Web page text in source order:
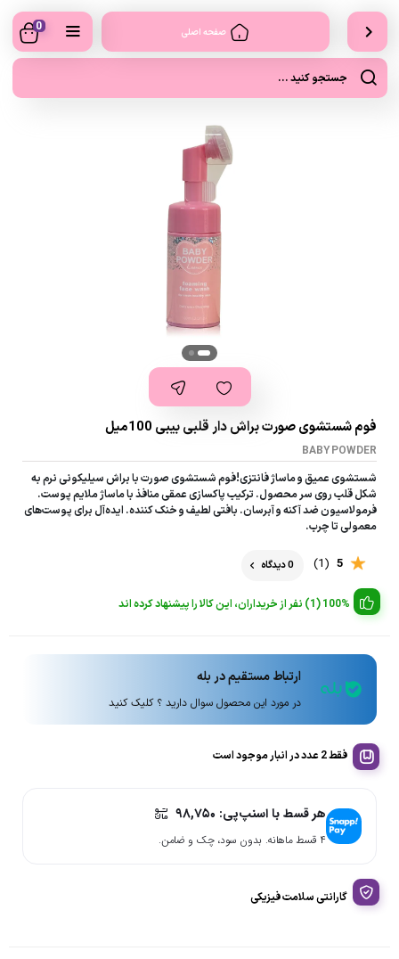
صفحه اصلی 0
فوم شستشوی صورت براش دار قلبی بیبی 100میل
BABY POWDER
شستشوی عمیق و ماساژ فانتزی!فوم شستشوی صورت با براش سیلیکونی نرم به
شکل قلب روی سر محصول. ترکیب پاکسازی عمقی منافذ با ماساژ ملایم پوست.
فرمولاسیون ضد آکنه و آبرسان. بافتی لطیف و خنک کننده. ایده‌آل برای پوست‌های
معمولی تا چرب.
5
(1) 0 دیدگاه
100% (1) نفر از خریداران، این کالا را پیشنهاد کرده اند
ارتباط مستقیم در بله
در مورد این محصول سوال دارید ؟ کلیک کنید
فقط 2 عدد در انبار موجود است
هر قسط با اسنپ‌پی: ۹۸,۷۵۰
۴ قسط ماهانه. بدون سود، چک و ضامن.
گارانتی سلامت فیزیکی